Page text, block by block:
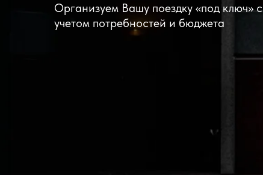
Организуем Вашу поездку «под ключ» с
учетом потребностей и бюджета